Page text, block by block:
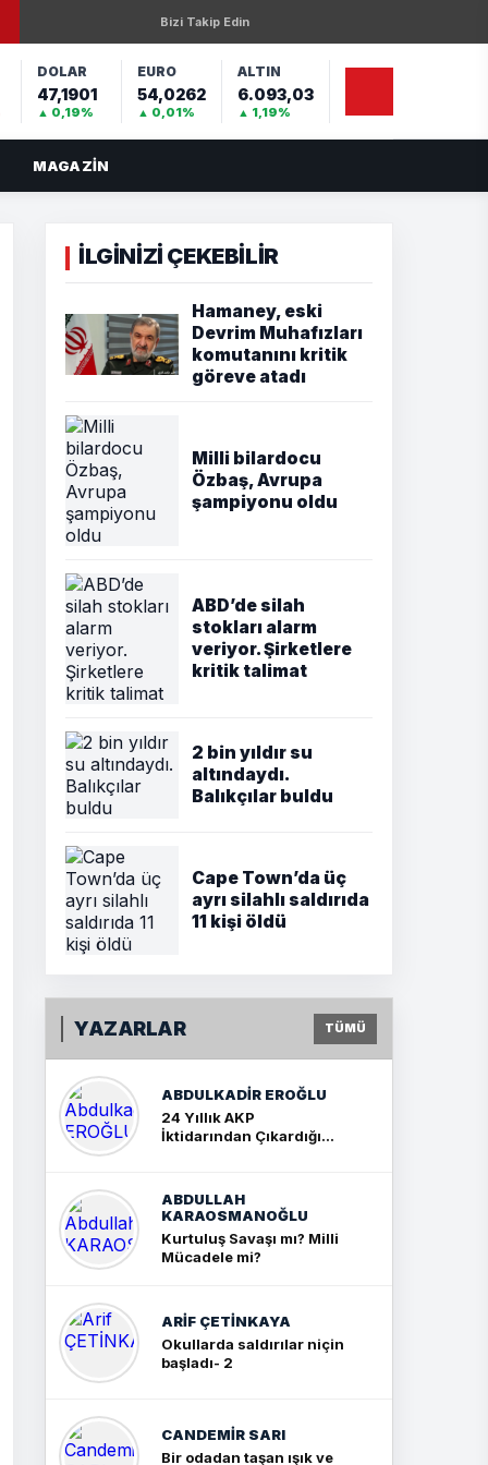
Bizi Takip Edin
DOLAR
47,1901
▲ 0,19%
EURO
54,0262
▲ 0,01%
ALTIN
6.093,03
▲ 1,19%
MAGAZIN
İLGİNİZİ ÇEKEBİLİR
Hamaney, eski
Devrim Muhafızları
komutanını kritik
göreve atadı
Milli bilardocu
Özbaş, Avrupa
şampiyonu oldu
ABD’de silah
stokları alarm
veriyor. Şirketlere
kritik talimat
2 bin yıldır su
altındaydı.
Balıkçılar buldu
Cape Town’da üç
ayrı silahlı saldırıda
11 kişi öldü
YAZARLAR TÜMÜ
ABDULKADIR EROĞLU
24 Yıllık AKP
İktidarından Çıkardığım
ABDULLAH
KARAOSMANOĞLU
Kurtuluş Savaşı mı? Milli
Mücadele mi?
ARIF ÇETİNKAYA
Okullarda saldırılar niçin
başladı- 2
CANDEMIR SARI
Bir odadan taşan ışık ve